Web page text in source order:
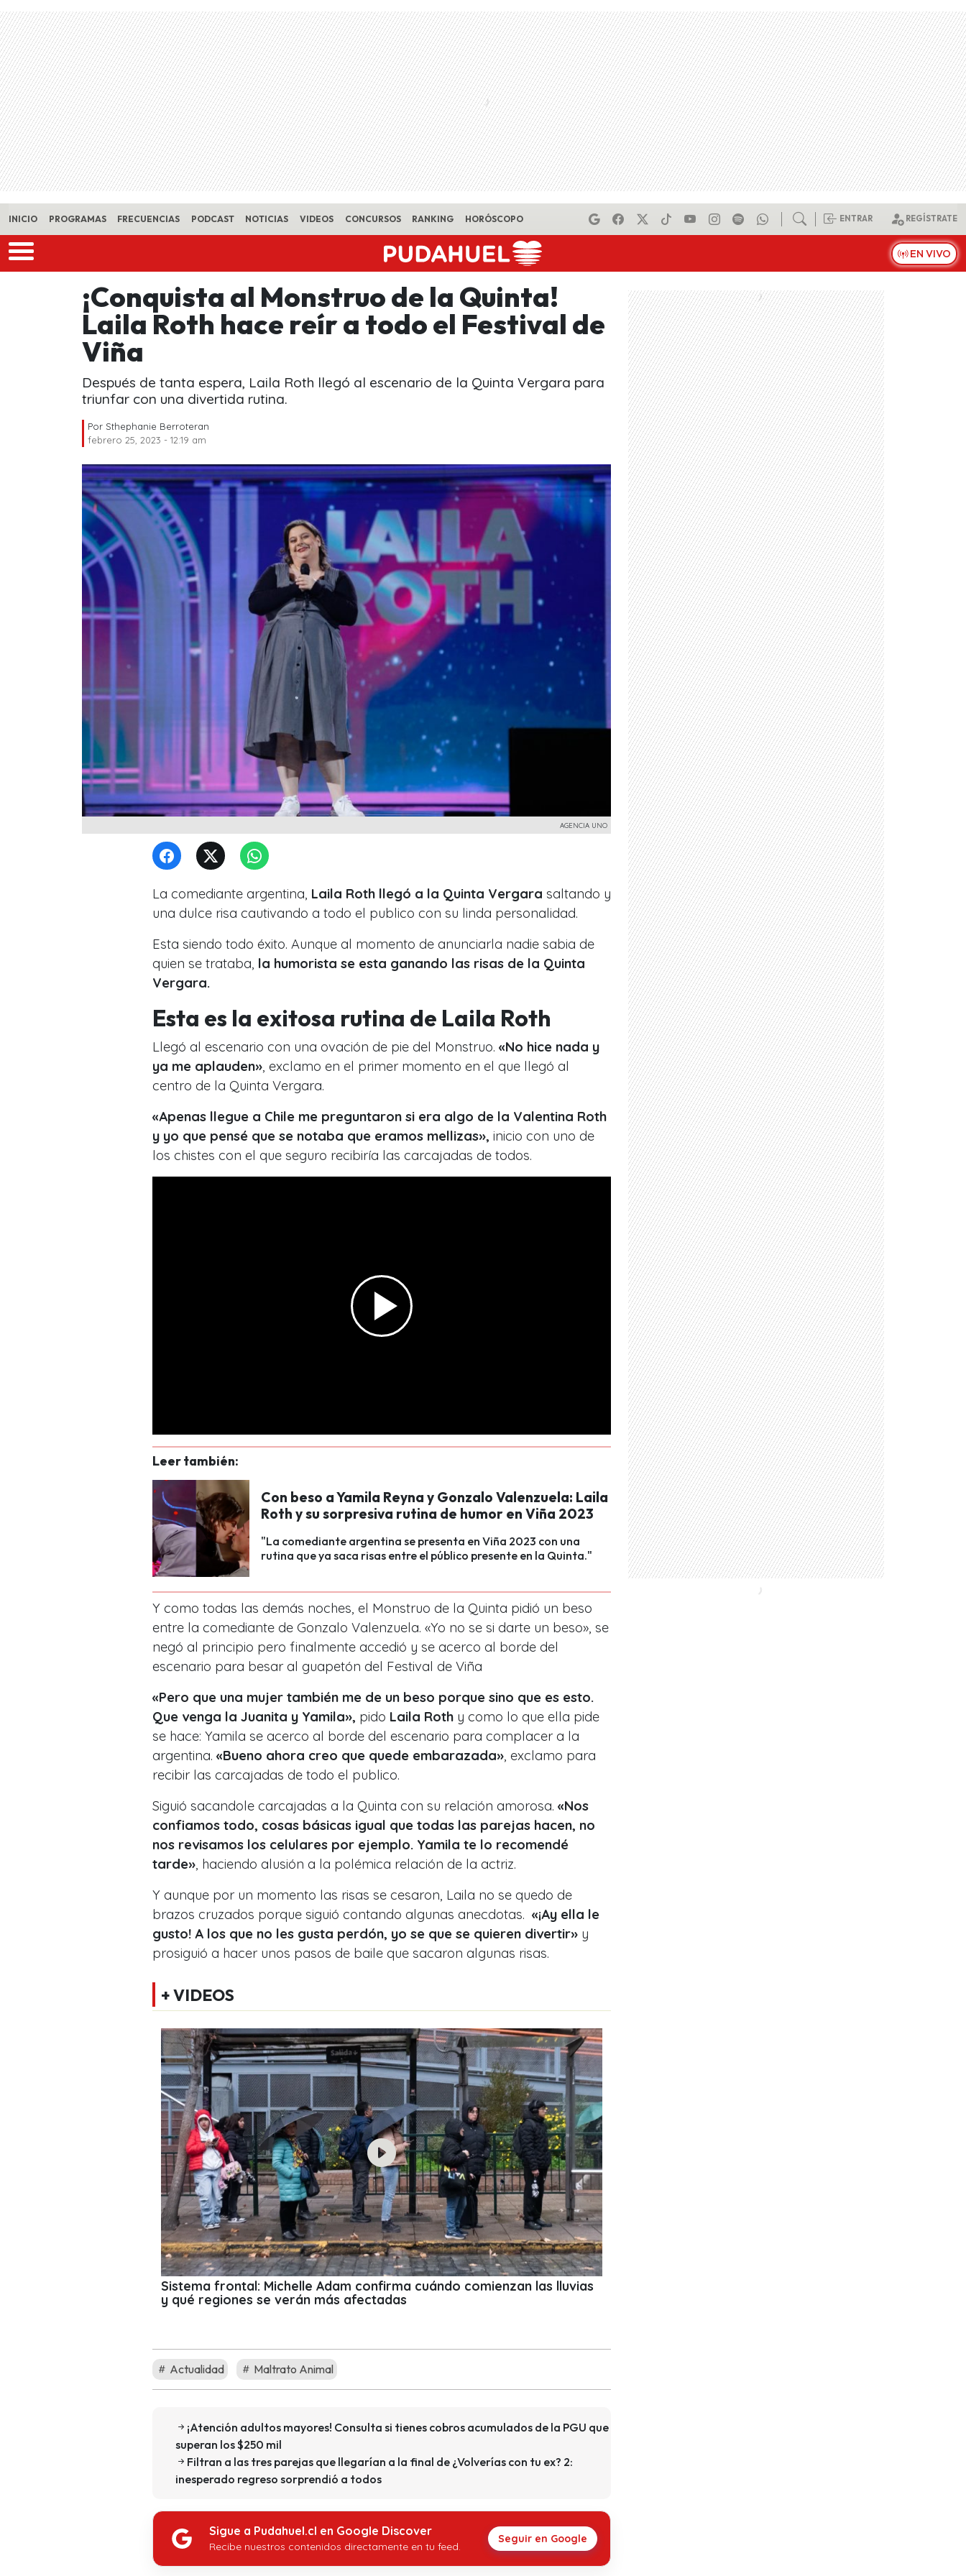
Skip to main content
INICIO PROGRAMAS FRECUENCIAS PODCAST NOTICIAS VIDEOS CONCURSOS RANKING HORÓSCOPO ENTRAR REGÍSTRATE
EN VIVO
¡Conquista al Monstruo de la Quinta!
Laila Roth hace reír a todo el Festival de
Viña
Después de tanta espera, Laila Roth llegó al escenario de la Quinta Vergara para
triunfar con una divertida rutina.
Por Sthephanie Berroteran
febrero 25, 2023 - 12:19 am
AGENCIA UNO
La comediante argentina, Laila Roth llegó a la Quinta Vergara saltando y
una dulce risa cautivando a todo el publico con su linda personalidad.
Esta siendo todo éxito. Aunque al momento de anunciarla nadie sabia de
quien se trataba, la humorista se esta ganando las risas de la Quinta
Vergara.
Esta es la exitosa rutina de Laila Roth
Llegó al escenario con una ovación de pie del Monstruo. «No hice nada y
ya me aplauden», exclamo en el primer momento en el que llegó al
centro de la Quinta Vergara.
«Apenas llegue a Chile me preguntaron si era algo de la Valentina Roth
y yo que pensé que se notaba que eramos mellizas», inicio con uno de
los chistes con el que seguro recibiría las carcajadas de todos.
Leer también:
Con beso a Yamila Reyna y Gonzalo Valenzuela: Laila
Roth y su sorpresiva rutina de humor en Viña 2023
"La comediante argentina se presenta en Viña 2023 con una
rutina que ya saca risas entre el público presente en la Quinta."
Y como todas las demás noches, el Monstruo de la Quinta pidió un beso
entre la comediante de Gonzalo Valenzuela. «Yo no se si darte un beso», se
negó al principio pero finalmente accedió y se acerco al borde del
escenario para besar al guapetón del Festival de Viña
«Pero que una mujer también me de un beso porque sino que es esto.
Que venga la Juanita y Yamila», pido Laila Roth y como lo que ella pide
se hace: Yamila se acerco al borde del escenario para complacer a la
argentina. «Bueno ahora creo que quede embarazada», exclamo para
recibir las carcajadas de todo el publico.
Siguió sacandole carcajadas a la Quinta con su relación amorosa. «Nos
confiamos todo, cosas básicas igual que todas las parejas hacen, no
nos revisamos los celulares por ejemplo. Yamila te lo recomendé
tarde», haciendo alusión a la polémica relación de la actriz.
Y aunque por un momento las risas se cesaron, Laila no se quedo de
brazos cruzados porque siguió contando algunas anecdotas. «¡Ay ella le
gusto! A los que no les gusta perdón, yo se que se quieren divertir» y
prosiguió a hacer unos pasos de baile que sacaron algunas risas.
+ VIDEOS
Sistema frontal: Michelle Adam confirma cuándo comienzan las lluvias
y qué regiones se verán más afectadas
Actualidad Maltrato Animal
¡Atención adultos mayores! Consulta si tienes cobros acumulados de la PGU que
superan los $250 mil
Filtran a las tres parejas que llegarían a la final de ¿Volverías con tu ex? 2:
inesperado regreso sorprendió a todos
Sigue a Pudahuel.cl en Google Discover
Recibe nuestros contenidos directamente en tu feed.
Seguir en Google